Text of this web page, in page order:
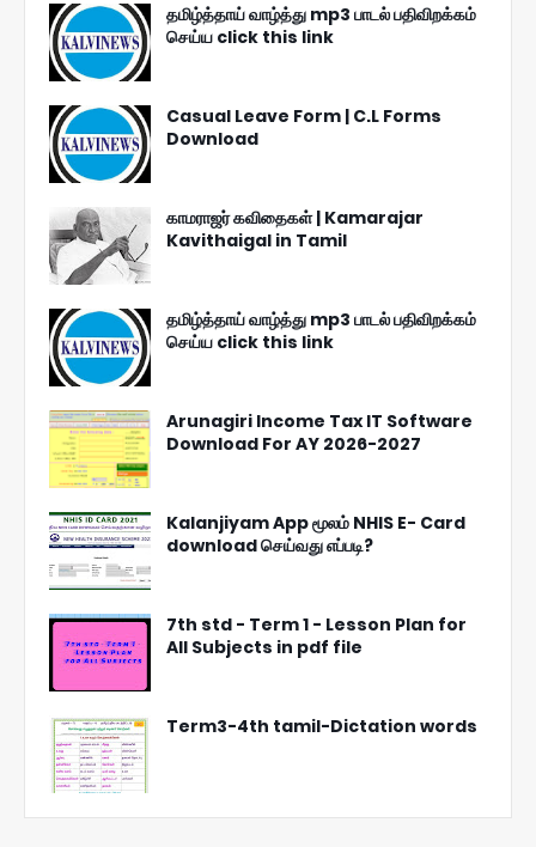
தமிழ்த்தாய் வாழ்த்து mp3 பாடல் பதிவிறக்கம்
செய்ய click this link
Casual Leave Form | C.L Forms
Download
காமராஜர் கவிதைகள் | Kamarajar
Kavithaigal in Tamil
தமிழ்த்தாய் வாழ்த்து mp3 பாடல் பதிவிறக்கம்
செய்ய click this link
Arunagiri Income Tax IT Software
Download For AY 2026-2027
Kalanjiyam App மூலம் NHIS E- Card
download செய்வது எப்படி?
7th std - Term 1 - Lesson Plan for
All Subjects in pdf file
Term3-4th tamil-Dictation words